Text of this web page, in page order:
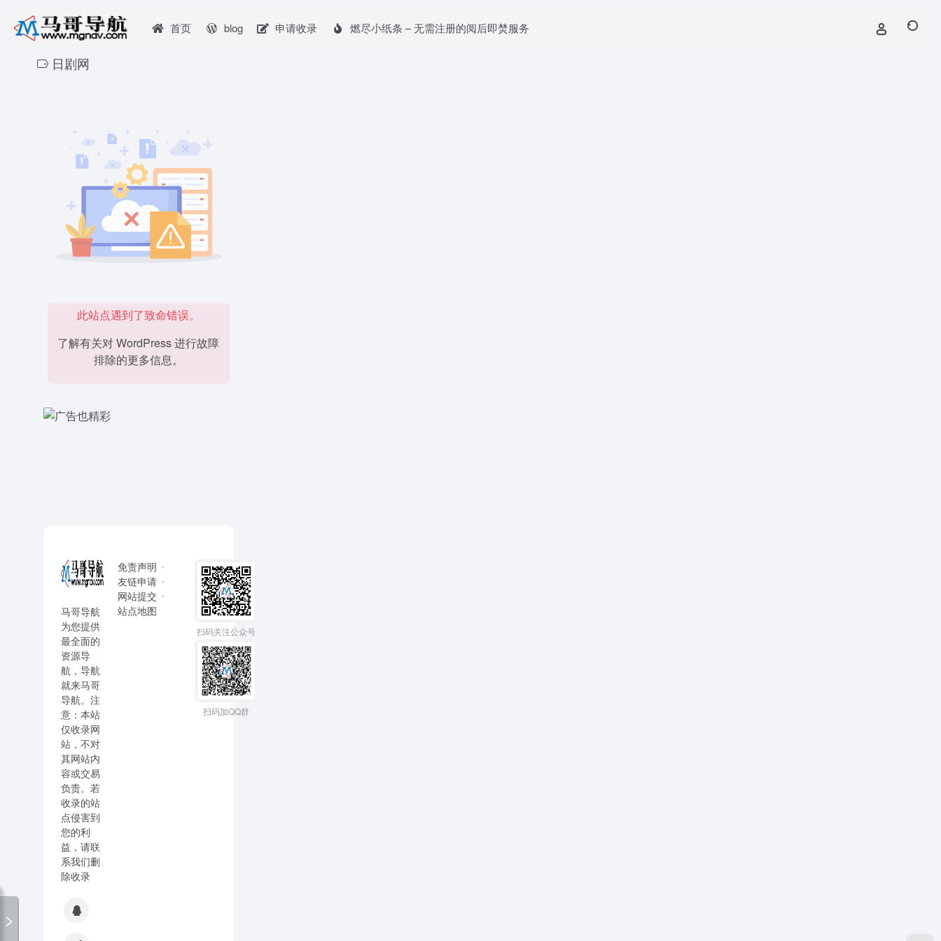
首页 blog 申请收录 燃尽小纸条 – 无需注册的阅后即焚服务
日剧网
此站点遇到了致命错误。
了解有关对 WordPress 进行故障
排除的更多信息。
马哥导航
为您提供
最全面的
资源导
航，导航
就来马哥
导航。注
意：本站
仅收录网
站，不对
其网站内
容或交易
负责。若
收录的站
点侵害到
您的利
益，请联
系我们删
除收录
免责声明
友链申请
网站提交
站点地图
扫码关注公众号
扫码加QQ群